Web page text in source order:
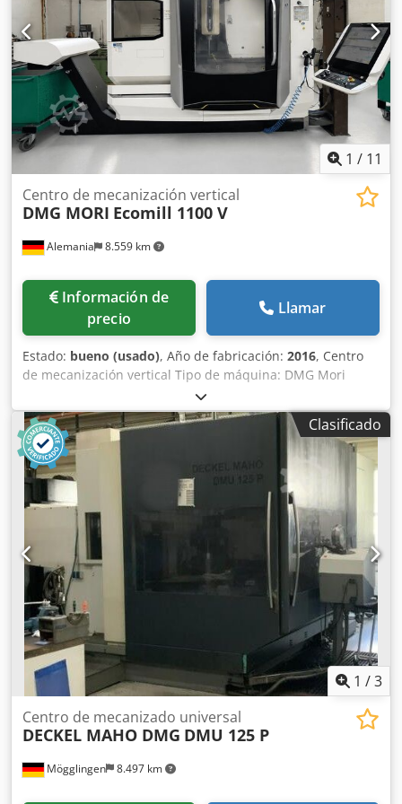
1 / 11
Alemania 8.559 km
Centro de mecanización vertical
DMG MORI Ecomill 1100 V
Información de
precio
Llamar
Estado: bueno (usado), Año de fabricación: 2016, Centro
de mecanización vertical Tipo de máquina: DMG Mori
Ecomill 1100 V Control: Siemens 840 Dsl -Operate Año de
construcción: 2016 DATOS TECNICOS Carreras Eje X: 1.100
mm Eje Y: 560 mm Eje Z: 510 mm Marcha rápida: (X/Y/X):
36 / 36 / 30 m/min. Velocidad de rotación: 12.000 rpm
Motor mandril: 13 kW Momento de torsión: 82 Nm
Portaherramientas: SK 40 Cambiador herramientas
Dkodpfx Akszrm H Sozjr Capacidad de la herramienta: 24
Mesura mesa: 1.400 x 560 mm Carga máx. mesa: 1.000 kg
Dotación Transpordador de astillas Bomba refrigerante
Refrigeración interior: 17 Prod. Pack 1 bar
Clasificado
1 /3
Mögglingen 8.497 km
Centro de mecanizado universal
DECKEL MAHO DMG DMU 125 P